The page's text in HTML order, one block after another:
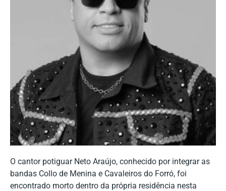
O cantor potiguar Neto Araújo, conhecido por integrar as
bandas Collo de Menina e Cavaleiros do Forró, foi
encontrado morto dentro da própria residência nesta